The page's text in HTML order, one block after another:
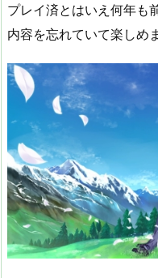
プレイ済とはいえ何年も
内容を忘れていて楽しめ